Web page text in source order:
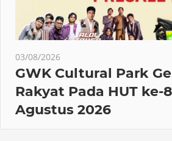
03/08/2026
GWK Cultural Park
Rakyat Pada HUT ke-
Agustus 2026